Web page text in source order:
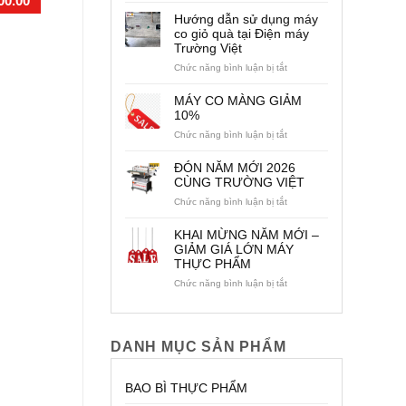
CÁC
DÒNG
TỦ
NHIỆT
TRƯỜNG
Hướng dẫn sử dụng máy
co giỏ quà tại Điện máy
Trường Việt
Chức năng bình luận bị tắtở
dẫn
sử
máy
giỏ
quà
tại
Điện
Trường
Việt
MÁY CO MÀNG GIẢM
10%
Chức năng bình luận bị tắtở
MÀNG
GIẢM
10%
ĐÓN NĂM MỚI 2026
CÙNG TRƯỜNG VIỆT
Chức năng bình luận bị tắtở
NĂM
MỚI
2026
TRƯỜNG
KHAI MỪNG NĂM MỚI –
GIẢM GIÁ LỚN MÁY
THỰC PHẨM
Chức năng bình luận bị tắtở
DANH MỤC SẢN PHẨM
BAO BÌ THỰC PHẨM